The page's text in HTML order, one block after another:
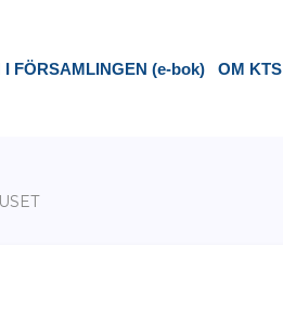
FÖRSAMLINGEN (e-bok) OM KTS